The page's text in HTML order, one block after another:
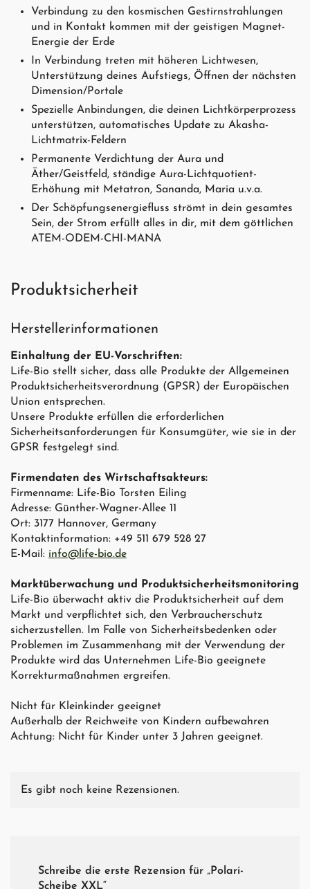
Verbindung zu den kosmischen Gestirnstrahlungen
und in Kontakt kommen mit der geistigen Magnet-
Energie der Erde
In Verbindung treten mit höheren Lichtwesen,
Unterstützung deines Aufstiegs, Öffnen der nächsten
Dimension/Portale
Spezielle Anbindungen, die deinen Lichtkörperprozess
unterstützen, automatisches Update zu Akasha-
Lichtmatrix-Feldern
Permanente Verdichtung der Aura und
Äther/Geistfeld, ständige Aura-Lichtquotient-
Erhöhung mit Metatron, Sananda, Maria u.v.a.
Der Schöpfungsenergiefluss strömt in dein gesamtes
Sein, der Strom erfüllt alles in dir, mit dem göttlichen
ATEM-ODEM-CHI-MANA
Produktsicherheit
Herstellerinformationen
Einhaltung der EU-Vorschriften:
Life-Bio stellt sicher, dass alle Produkte der Allgemeinen
Produktsicherheitsverordnung (GPSR) der Europäischen
Union entsprechen.
Unsere Produkte erfüllen die erforderlichen
Sicherheitsanforderungen für Konsumgüter, wie sie in der
GPSR festgelegt sind.
Firmendaten des Wirtschaftsakteurs:
Firmenname: Life-Bio Torsten Eiling
Adresse: Günther-Wagner-Allee 11
Ort: 3177 Hannover, Germany
Kontaktinformation: +49 511 679 528 27
E-Mail: info@life-bio.de
Marktüberwachung und Produktsicherheitsmonitoring
Life-Bio überwacht aktiv die Produktsicherheit auf dem
Markt und verpflichtet sich, den Verbraucherschutz
sicherzustellen. Im Falle von Sicherheitsbedenken oder
Problemen im Zusammenhang mit der Verwendung der
Produkte wird das Unternehmen Life-Bio geeignete
Korrekturmaßnahmen ergreifen.
Nicht für Kleinkinder geeignet
Außerhalb der Reichweite von Kindern aufbewahren
Achtung: Nicht für Kinder unter 3 Jahren geeignet.
Es gibt noch keine Rezensionen.
Schreibe die erste Rezension für „Polari-
Scheibe XXL“